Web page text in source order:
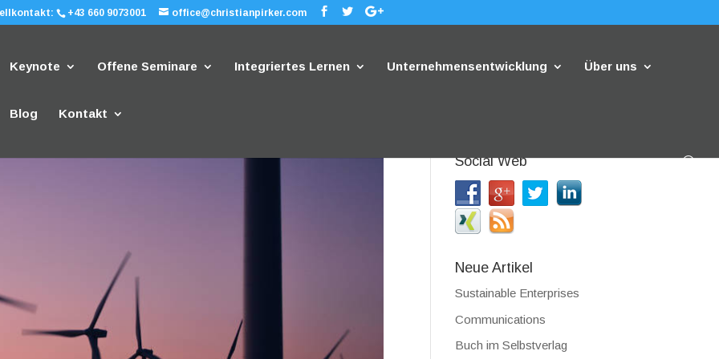
+43 660 9073001 office@christianpirker.com
Keynote Offene Seminare Integriertes Lernen Unternehmensentwicklung Über uns
Blog Kontakt
Social Web
Neue Artikel
Sustainable Enterprises
Communications
Buch im Selbstverlag